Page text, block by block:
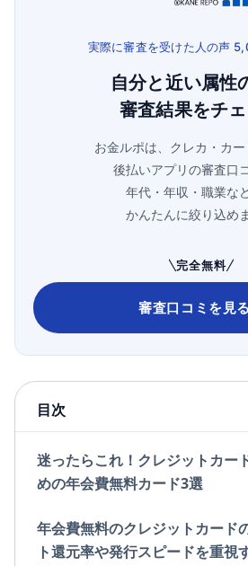
し、サービス内容の追加があった
記事で情報をアップデートしてい
編集部が管理するクレジットカード
に投稿される実際のカードユーザ
カードか？」を最重要視して、紹
しています。
実際に審査を受けた人の声
自分と近い属性
審査結果をチ
お金ルポは、クレカ・カー
後払いアプリの審査口
年代・年収・職業な
かんたんに絞り込めま
完全無料
審査口コミを見る
目次
迷ったらこれ！クレジットカー
めの年会費無料カード3選
年会費無料のクレジットカード
ト還元率や発行スピードを重視